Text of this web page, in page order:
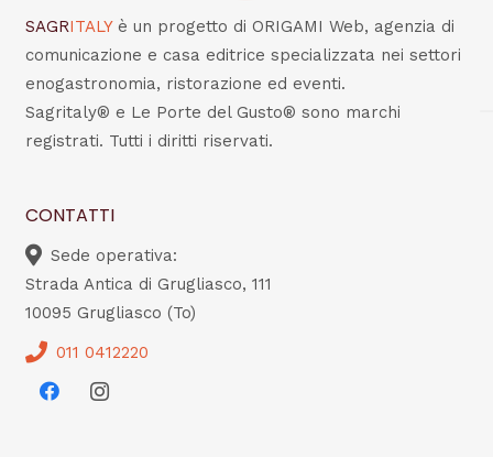
SAGRITALY è un progetto di ORIGAMI Web, agenzia di
comunicazione e casa editrice specializzata nei settori
enogastronomia, ristorazione ed eventi.
Sagritaly® e Le Porte del Gusto® sono marchi
registrati. Tutti i diritti riservati.
CONTATTI
Sede operativa:
Strada Antica di Grugliasco, 111
10095 Grugliasco (To)
011 0412220